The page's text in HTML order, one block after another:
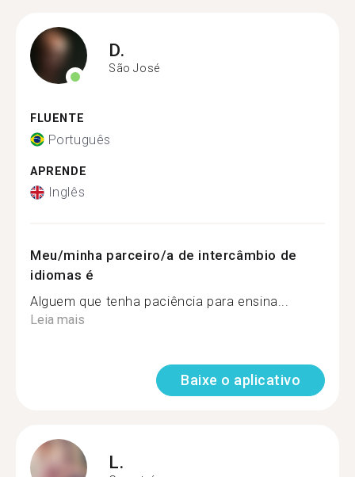
D.
São José
FLUENTE
Português
APRENDE
Inglês
Meu/minha parceiro/a de intercâmbio de
idiomas é
Alguem que tenha paciência para ensina...
Leia mais
Baixe o aplicativo
L.